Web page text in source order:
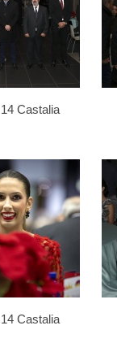
Castalia
Castalia